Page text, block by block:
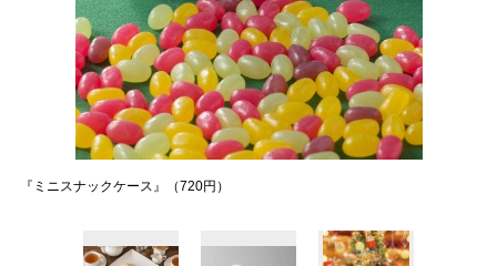
『ミニスナックケース』（720円）